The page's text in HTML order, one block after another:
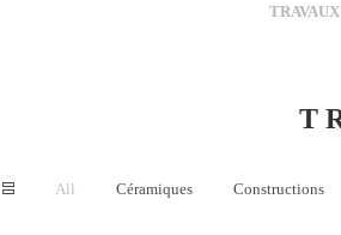
TRAVAUX
All Céramiques Constructions